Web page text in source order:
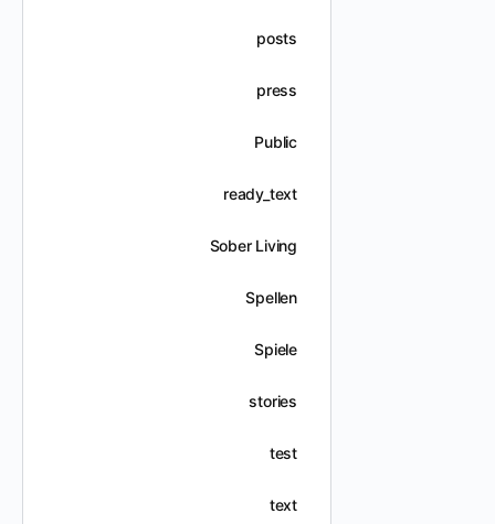
posts
press
Public
ready_text
Sober Living
Spellen
Spiele
stories
test
text